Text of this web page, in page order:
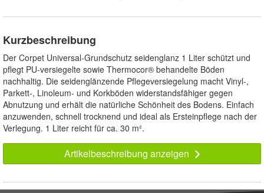
Kurzbeschreibung
Der Corpet Universal-Grundschutz seidenglanz 1 Liter schützt und
pflegt PU-versiegelte sowie Thermocor® behandelte Böden
nachhaltig. Die seidenglänzende Pflegeversiegelung macht Vinyl-,
Parkett-, Linoleum- und Korkböden widerstandsfähiger gegen
Abnutzung und erhält die natürliche Schönheit des Bodens. Einfach
anzuwenden, schnell trocknend und ideal als Ersteinpflege nach der
Verlegung. 1 Liter reicht für ca. 30 m².
Artikelbeschreibung anzeigen